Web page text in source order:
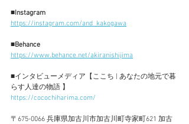
■Instagram
https://instagram.com/and_kakogawa
■Behance
https://www.behance.net/akiranishijima
■インタビューメディア【ここち | あなたの地元で暮
らす人達の物語 】
https://cocochiharima.com/
〒675-0066 兵庫県加古川市加古川町寺家町621 加古